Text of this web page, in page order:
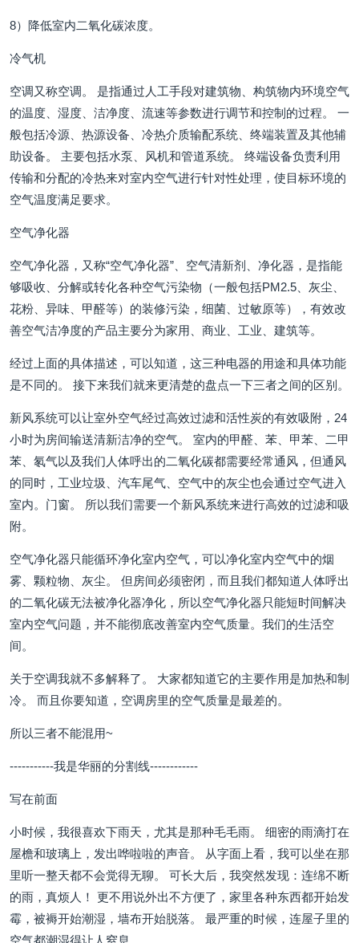
8）降低室内二氧化碳浓度。
冷气机
空调又称空调。 是指通过人工手段对建筑物、构筑物内环境空气
的温度、湿度、洁净度、流速等参数进行调节和控制的过程。 一
般包括冷源、热源设备、冷热介质输配系统、终端装置及其他辅
助设备。 主要包括水泵、风机和管道系统。 终端设备负责利用
传输和分配的冷热来对室内空气进行针对性处理，使目标环境的
空气温度满足要求。
空气净化器
空气净化器，又称“空气净化器”、空气清新剂、净化器，是指能
够吸收、分解或转化各种空气污染物（一般包括PM2.5、灰尘、
花粉、异味、甲醛等）的装修污染，细菌、过敏原等），有效改
善空气洁净度的产品主要分为家用、商业、工业、建筑等。
经过上面的具体描述，可以知道，这三种电器的用途和具体功能
是不同的。 接下来我们就来更清楚的盘点一下三者之间的区别。
新风系统可以让室外空气经过高效过滤和活性炭的有效吸附，24
小时为房间输送清新洁净的空气。 室内的甲醛、苯、甲苯、二甲
苯、氡气以及我们人体呼出的二氧化碳都需要经常通风，但通风
的同时，工业垃圾、汽车尾气、空气中的灰尘也会通过空气进入
室内。门窗。 所以我们需要一个新风系统来进行高效的过滤和吸
附。
空气净化器只能循环净化室内空气，可以净化室内空气中的烟
雾、颗粒物、灰尘。 但房间必须密闭，而且我们都知道人体呼出
的二氧化碳无法被净化器净化，所以空气净化器只能短时间解决
室内空气问题，并不能彻底改善室内空气质量。我们的生活空
间。
关于空调我就不多解释了。 大家都知道它的主要作用是加热和制
冷。 而且你要知道，空调房里的空气质量是最差的。
所以三者不能混用~
-----------我是华丽的分割线------------
写在前面
小时候，我很喜欢下雨天，尤其是那种毛毛雨。 细密的雨滴打在
屋檐和玻璃上，发出哗啦啦的声音。 从字面上看，我可以坐在那
里听一整天都不会觉得无聊。 可长大后，我突然发现：连绵不断
的雨，真烦人！ 更不用说外出不方便了，家里各种东西都开始发
霉，被褥开始潮湿，墙布开始脱落。 最严重的时候，连屋子里的
空气都潮湿得让人窒息。